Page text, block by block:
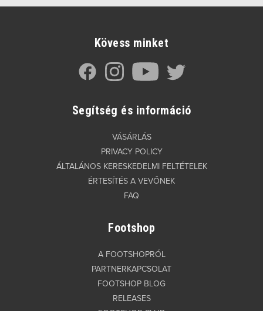
Kövess minket
Segítség és információ
VÁSÁRLÁS
PRIVACY POLICY
ÁLTALÁNOS KERESKEDELMI FELTÉTELEK
ÉRTESÍTÉS A VEVŐNEK
FAQ
Footshop
A FOOTSHOPRÓL
PARTNERKAPCSOLAT
FOOTSHOP BLOG
RELEASES